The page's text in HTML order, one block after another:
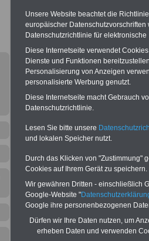
(Beamte &
geben (Medienberichten
mind.3.000 und 13.000
hierzu eine Broschüre
des Gesetzentwurfs der
(wahrscheinlich im
Broschüre.
Meldung
Land will
sparen
BEHÖRDEN-ABO
mit drei
25,00 Euro: Wissenswertes für
Unsere Website beachtet die
europäischer
Datenschutzrichtlinie für
Diese Internetseite verwendet
Dienste und Funktionen
Personalisierung von Anzeigen
personalisierte Werbung genutzt.
Diese Internetseite macht Gebrauch
Datenschutzrichtlinie.
Lesen Sie bitte unsere
und lokalen Speicher nutzt.
Durch das Klicken von "Zustimmung"
Cookies auf Ihrem Gerät zu speichern.
Wir gewähren Dritten - einschließlich
Google-Website "
Google ihre personenbezogenen
Dürfen wir Ihre Daten nutzen, um
erheben Daten und verwenden